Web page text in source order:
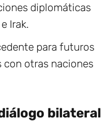
diplomáticas
Irak.
para futuros
con otras naciones
bilateral